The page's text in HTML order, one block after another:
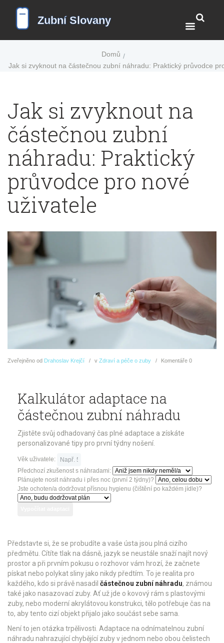
Domů
Jak si zvyknout na částečnou zubní náhradu: Praktický průvodce
Jak si zvyknout na
částečnou zubní
náhradu: Praktický
průvodce pro nové
uživatele
Zveřejněno od Drahoslav Krejčí v Zdraví a péče o zuby Komentáře 0
Kalkulátor adaptace na
částečnou zubní náhradu
Zjistěte svůj odhadovaný čas plné adaptace a získáte
personalizované tipy pro první týdny nošení.
Věk uživatele:
Předchozí zkušenost s náhradami:
Plánujete nosit náhradu i přes noc (první 2 týdny)?
Jste ochoten/a dodržovat přísnou hygienu (čištění po každém jídle)?
Představte si, že se probudíte a vaše ústa jsou plná cizího
předmětu. Cítíte tlak na dásně, jazyk se neustále snaží najít nový
prostor a při prvním pokusu o rozhovor vám hrozí, že začnete
pískat nebo polykat sliny jako nikdy předtím. To je realita pro
každého, kdo si právě nasadil částečnou zubní náhradu, známou
také jako nasazovací zuby. Ať už jde o kovový rám s plastovými
zuby, nebo moderní akrylátovou konstrukci, tělo potřebuje čas na
to, aby tento cizí objekt přijalo jako součást sebe sama.
Není to jen otázka trpělivosti. Adaptace na odnímatelnou zubní
náhradu nahrazující chybějící zuby v jednom nebo obou čelistech